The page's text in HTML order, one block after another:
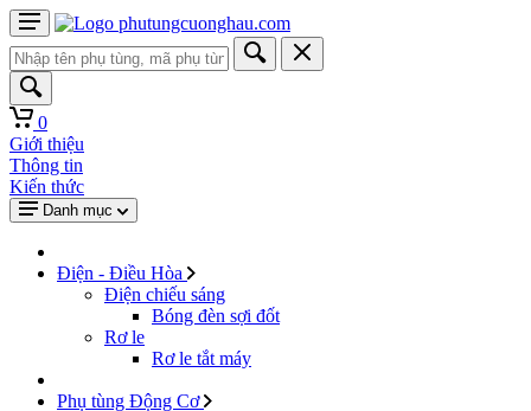
0
Giới thiệu
Thông tin
Kiến thức
Danh mục
Điện - Điều Hòa
Điện chiếu sáng
Bóng đèn sợi đốt
Rơ le
Rơ le tắt máy
Phụ tùng Động Cơ